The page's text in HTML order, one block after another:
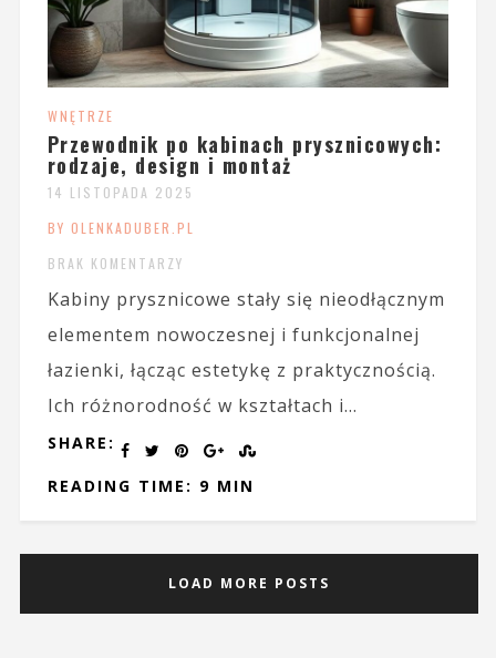
WNĘTRZE
Przewodnik po kabinach prysznicowych:
rodzaje, design i montaż
14 LISTOPADA 2025
BY OLENKADUBER.PL
BRAK KOMENTARZY
Kabiny prysznicowe stały się nieodłącznym
elementem nowoczesnej i funkcjonalnej
łazienki, łącząc estetykę z praktycznością.
Ich różnorodność w kształtach i...
SHARE:
READING TIME: 9 MIN
LOAD MORE POSTS